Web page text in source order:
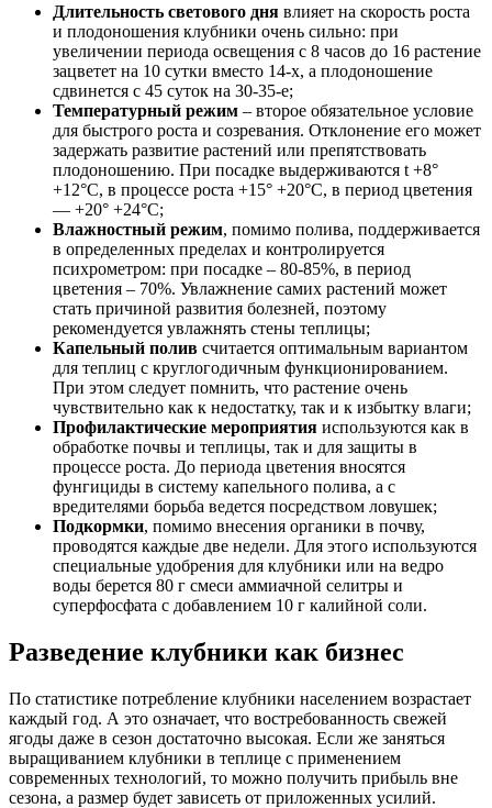
Длительность светового дня влияет на скорость роста
и плодоношения клубники очень сильно: при
увеличении периода освещения с 8 часов до 16 растение
зацветет на 10 сутки вместо 14-х, а плодоношение
сдвинется с 45 суток на 30-35-е;
Температурный режим – второе обязательное условие
для быстрого роста и созревания. Отклонение его может
задержать развитие растений или препятствовать
плодоношению. При посадке выдерживаются t +8°
+12°С, в процессе роста +15° +20°С, в период цветения
— +20° +24°С;
Влажностный режим, помимо полива, поддерживается
в определенных пределах и контролируется
психрометром: при посадке – 80-85%, в период
цветения – 70%. Увлажнение самих растений может
стать причиной развития болезней, поэтому
рекомендуется увлажнять стены теплицы;
Капельный полив считается оптимальным вариантом
для теплиц с круглогодичным функционированием.
При этом следует помнить, что растение очень
чувствительно как к недостатку, так и к избытку влаги;
Профилактические мероприятия используются как в
обработке почвы и теплицы, так и для защиты в
процессе роста. До периода цветения вносятся
фунгициды в систему капельного полива, а с
вредителями борьба ведется посредством ловушек;
Подкормки, помимо внесения органики в почву,
проводятся каждые две недели. Для этого используются
специальные удобрения для клубники или на ведро
воды берется 80 г смеси аммиачной селитры и
суперфосфата с добавлением 10 г калийной соли.
Разведение клубники как бизнес
По статистике потребление клубники населением возрастает
каждый год. А это означает, что востребованность свежей
ягоды даже в сезон достаточно высокая. Если же заняться
выращиванием клубники в теплице с применением
современных технологий, то можно получить прибыль вне
сезона, а размер будет зависеть от приложенных усилий.